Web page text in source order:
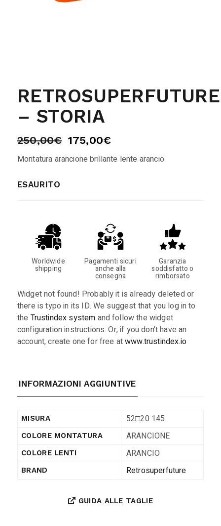
RETROSUPERFUTURE
– STORIA
250,00€ 175,00€
Montatura arancione brillante lente arancio
ESAURITO
Worldwide
shipping
Pagamenti sicuri
anche alla
consegna
Garanzia
soddisfatto o
rimborsato
Widget not found! Probably it is already deleted or
there is typo in its ID. We suggest that you log in to
the Trustindex system and follow the widget
configuration instructions. Or, if you don't have an
account, create one for free atwww.trustindex.io
INFORMAZIONI AGGIUNTIVE
MISURA 52□20 145
COLORE MONTATURA ARANCIONE
COLORE LENTI ARANCIO
BRAND Retrosuperfuture
GUIDA ALLE TAGLIE